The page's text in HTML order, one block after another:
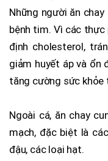
Những người ăn
bệnh tim. Vì các thực
định cholesterol,
giảm huyết áp và ổn
tăng cường sức khỏe
Ngoài cá, ăn chay
mạch, đặc biệt là
đậu, các loại hạt.